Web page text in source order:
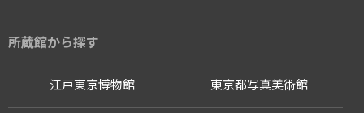
所蔵館から探す
江戸東京博物館 東京都写真美術館